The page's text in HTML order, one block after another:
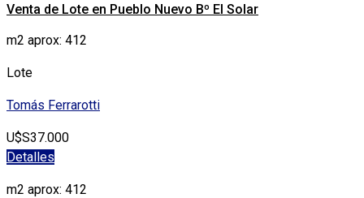
Venta de Lote en Pueblo Nuevo Bº El Solar
m2 aprox: 412
Lote
Tomás Ferrarotti
U$S37.000
Detalles
m2 aprox: 412